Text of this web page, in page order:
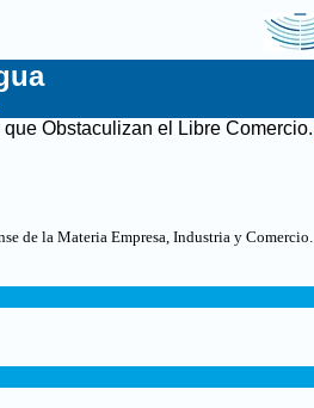
Obstaculizan el Libre Comercio.
de la Materia Empresa, Industria y Comercio.